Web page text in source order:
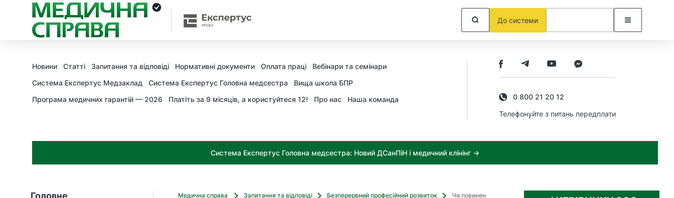
До системи
Новини Статті Запитання та відповіді Нормативні документи Оплата праці
Вебінари та семінари
Система Експертус Медзаклад
Система Експертус Головна медсестра
Вища школа БПР
Програма медичних гарантій — 2026
Платіть за 9 місяців, а користуйтеся 12! Про нас Наша команда
0 800 21 20 12
Телефонуйте з питань передплати
Система Експертус Головна медсестра: Новий ДСанПіН і медичний клінінг →
Головне Медична справа Запитання та відповіді Безперервний професійний розвиток
Чи повинен